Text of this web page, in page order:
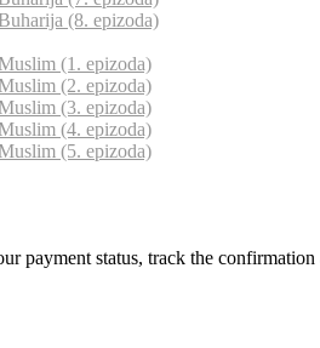
(8. epizoda)
(1. epizoda)
(2. epizoda)
(3. epizoda)
(4. epizoda)
(5. epizoda)
payment status, track the